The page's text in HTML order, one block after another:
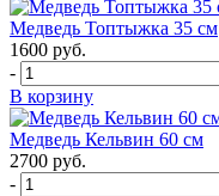
Медведь Топтыжка 35 см
1600 руб.
-
В корзину
Медведь Кельвин 60 см
2700 руб.
-